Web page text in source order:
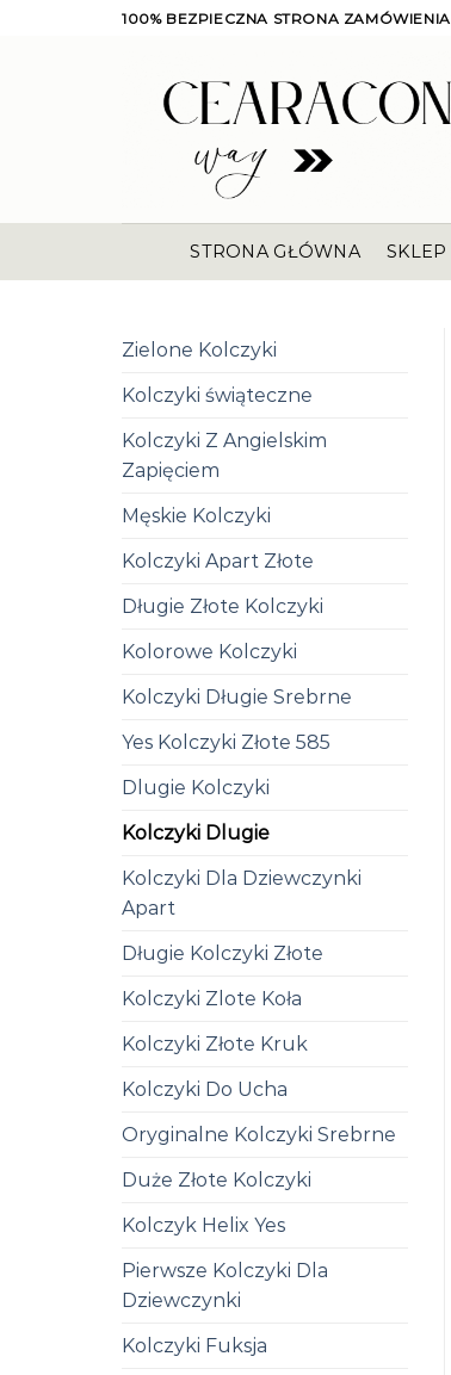
100% BEZPIECZNA STRONA ZAMÓWIENIA
STRONA GŁÓWNA SKLEP
Zielone Kolczyki
Kolczyki świąteczne
Kolczyki Z Angielskim
Zapięciem
Męskie Kolczyki
Kolczyki Apart Złote
Długie Złote Kolczyki
Kolorowe Kolczyki
Kolczyki Długie Srebrne
Yes Kolczyki Złote 585
Dlugie Kolczyki
Kolczyki Dlugie
Kolczyki Dla Dziewczynki
Apart
Długie Kolczyki Złote
Kolczyki Zlote Koła
Kolczyki Złote Kruk
Kolczyki Do Ucha
Oryginalne Kolczyki Srebrne
Duże Złote Kolczyki
Kolczyk Helix Yes
Pierwsze Kolczyki Dla
Dziewczynki
Kolczyki Fuksja